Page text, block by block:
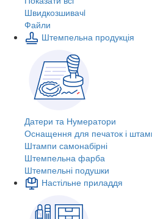
Швидкозшивачi
Файли
Штемпельна продукція
Датери та Нумератори
Оснащення для печаток і
Штампи самонабірні
Штемпельна фарба
Штемпельні подушки
Настільне приладдя